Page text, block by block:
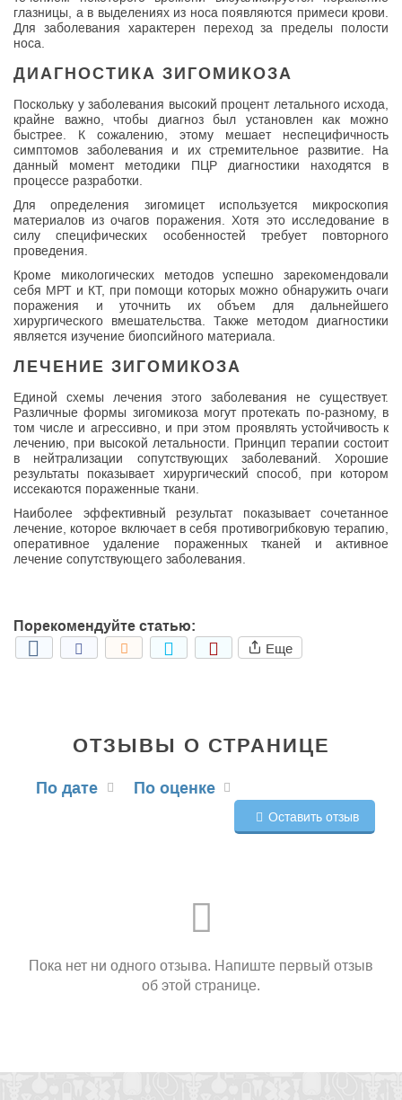
глазницы, а в выделениях из носа появляются примеси крови.
Для заболевания характерен переход за пределы полости
носа.
ДИАГНОСТИКА ЗИГОМИКОЗА
Поскольку у заболевания высокий процент летального исхода,
крайне важно, чтобы диагноз был установлен как можно
быстрее. К сожалению, этому мешает неспецифичность
симптомов заболевания и их стремительное развитие. На
данный момент методики ПЦР диагностики находятся в
процессе разработки.
Для определения зигомицет используется микроскопия
материалов из очагов поражения. Хотя это исследование в
силу специфических особенностей требует повторного
проведения.
Кроме микологических методов успешно зарекомендовали
себя МРТ и КТ, при помощи которых можно обнаружить очаги
поражения и уточнить их объем для дальнейшего
хирургического вмешательства. Также методом диагностики
является изучение биопсийного материала.
ЛЕЧЕНИЕ ЗИГОМИКОЗА
Единой схемы лечения этого заболевания не существует.
Различные формы зигомикоза могут протекать по-разному, в
том числе и агрессивно, и при этом проявлять устойчивость к
лечению, при высокой летальности. Принцип терапии состоит
в нейтрализации сопутствующих заболеваний. Хорошие
результаты показывает хирургический способ, при котором
иссекаются пораженные ткани.
Наиболее эффективный результат показывает сочетанное
лечение, которое включает в себя противогрибковую терапию,
оперативное удаление пораженных тканей и активное
лечение сопутствующего заболевания.
Порекомендуйте статью:
Еще
ОТЗЫВЫ О СТРАНИЦЕ
По дате По оценке
Оставить отзыв
Пока нет ни одного отзыва. Напиште первый отзыв
об этой странице.